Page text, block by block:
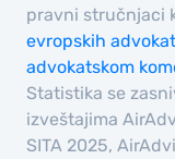
pravni stručnjaci
evropskih
advokatskom
Statistika se
izveštajima
SITA 2025,